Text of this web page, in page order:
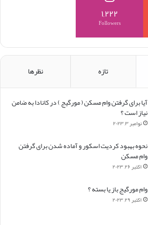
۱,۲۲۲
Followers
تازه نظرها
آیا برای گرفتن وام مسکن (‌ مورگیج ) در کانادا به ضامن
نیاز است ؟
نوامبر ۳, ۲۰۲۳
نحوه بهبود کردیت اسکور و آماده شدن برای گرفتن
وام مسکن
اکتبر ۲۶, ۲۰۲۳
وام مورگیج باز یا بسته ؟
اکتبر ۲۹, ۲۰۲۳